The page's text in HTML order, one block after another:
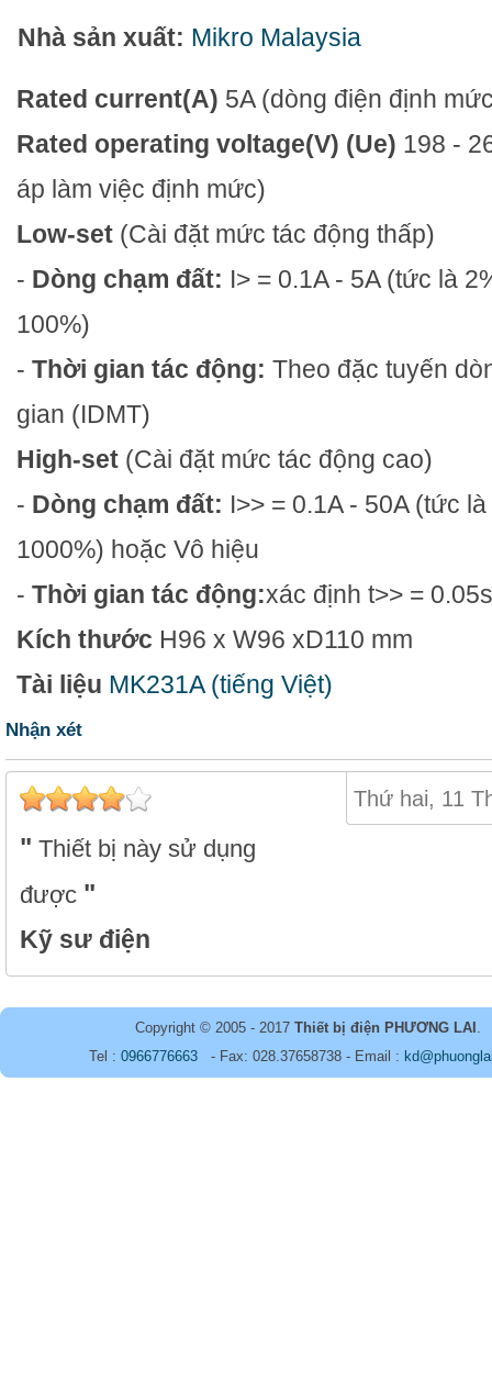
Nhà sản xuất: Mikro Malaysia
Rated current(A) 5A (dòng điện định
Rated operating voltage(V) (Ue) 198 -
áp làm việc định mức)
Low-set (Cài đặt mức tác động thấp)
- Dòng chạm đất: I> = 0.1A - 5A (tức là
100%)
-Thời gian tác động: Theo đặc tuyến
gian (IDMT)
High-set (Cài đặt mức tác động cao)
- Dòng chạm đất: I>> = 0.1A - 50A (tức
1000%) hoặc Vô hiệu
-Thời gian tác động:xác định t>> =
Kích thước H96 x W96 xD110 mm
Tài liệu MK231A (tiếng Việt)
Nhận xét
Thứ hai, 11
Thiết bị này sử dụng
được
Kỹ sư điện
Copyright © 2005 - 2017 Thiết bị điện PHƯƠNG LAI .
Tel : 0966776663 - Fax: 028.37658738 - Email :